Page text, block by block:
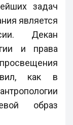
задач
является
Декан
и права
как в
образ